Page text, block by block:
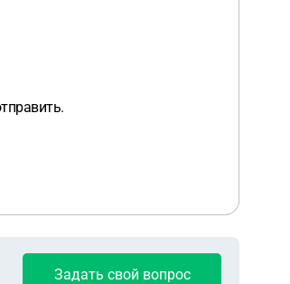
Задать свой вопрос